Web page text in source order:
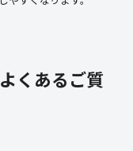
くあるご質